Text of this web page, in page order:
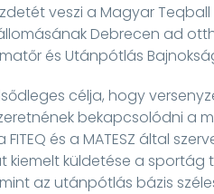
veszi a Magyar
Debrecen ad
és Utánpótlás
célja, hogy
bekapcsolódni a
és a MATESZ által
kiemelt küldetése a
az utánpótlás bázis